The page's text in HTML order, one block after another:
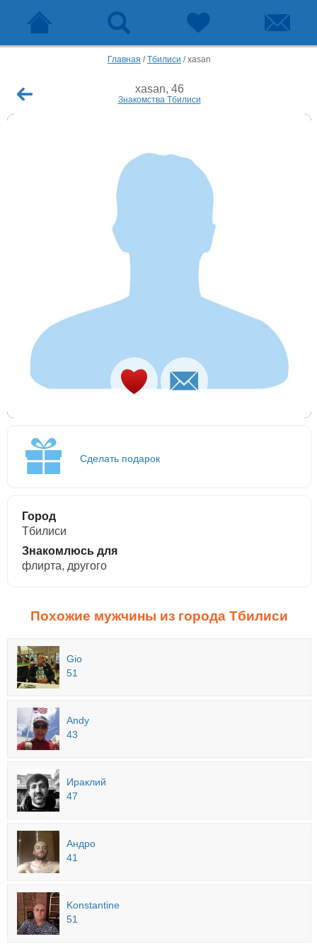
Главная /Тбилиси /xasan
xasan, 46
Знакомства Тбилиси
Сделать подарок
Город
Тбилиси
Знакомлюсь для
флирта, другого
Похожие мужчины из города Тбилиси
Gio
51
Andy
43
Ираклий
47
Андро
41
Konstantine
51